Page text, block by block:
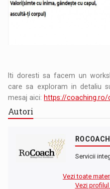
Iti doresti sa facem un
care sa exploram in detaliu
mesaj aici: https://
Autori
Servicii
Vezi toate
Vezi